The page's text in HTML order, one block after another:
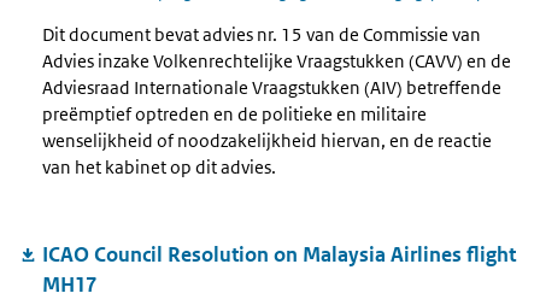
Dit document bevat advies nr. 15 van de Commissie van
Advies inzake Volkenrechtelijke Vraagstukken (CAVV) en de
Adviesraad Internationale Vraagstukken (AIV) betreffende
preëmptief optreden en de politieke en militaire
wenselijkheid of noodzakelijkheid hiervan, en de reactie
van het kabinet op dit advies.
ICAO Council Resolution on Malaysia Airlines flight
MH17